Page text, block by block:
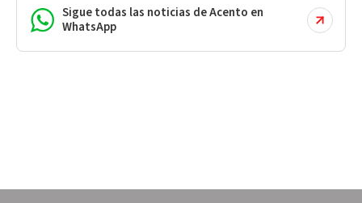
Sigue todas las noticias de Acento en
WhatsApp